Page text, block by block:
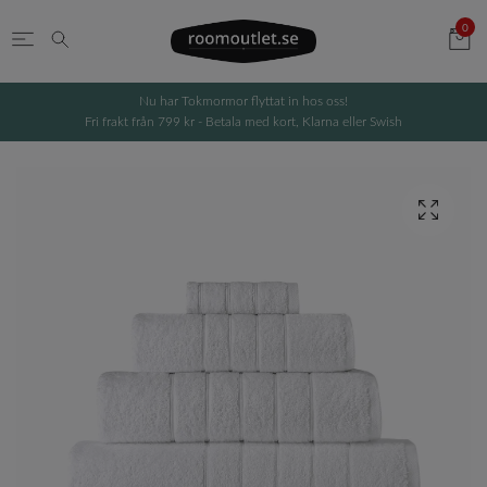
0
Nu har Tokmormor flyttat in hos oss!
Fri frakt från 799 kr - Betala med kort, Klarna eller Swish